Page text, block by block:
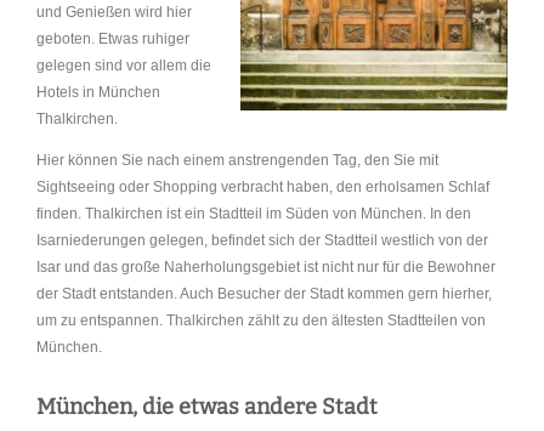
und Genießen wird hier
geboten. Etwas ruhiger
gelegen sind vor allem die
Hotels in München
Thalkirchen.
Hier können Sie nach einem anstrengenden Tag, den Sie mit
Sightseeing oder Shopping verbracht haben, den erholsamen Schlaf
finden. Thalkirchen ist ein Stadtteil im Süden von München. In den
Isarniederungen gelegen, befindet sich der Stadtteil westlich von der
Isar und das große Naherholungsgebiet ist nicht nur für die Bewohner
der Stadt entstanden. Auch Besucher der Stadt kommen gern hierher,
um zu entspannen. Thalkirchen zählt zu den ältesten Stadtteilen von
München.
München, die etwas andere Stadt